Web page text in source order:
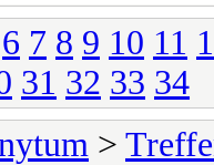
6 7 8 9 10 11
31 32 33 34
>